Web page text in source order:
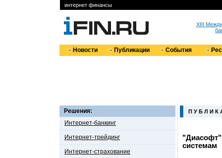
интернет финансы
XIII
Новости Публикации События
Решения:
Интернет-банкинг
Интернет-трейдинг
Интернет-страхование
П У Б Л И К
"Диасофт"
системам